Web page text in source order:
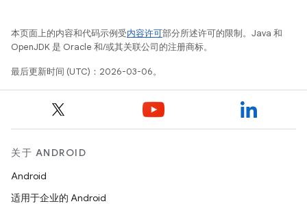
本页面上的内容和代码示例受内容许可部分所述许可的限制。Java 和
OpenJDK 是 Oracle 和/或其关联公司的注册商标。
最后更新时间 (UTC)：2026-03-06。
关于 ANDROID
Android
适用于企业的 Android